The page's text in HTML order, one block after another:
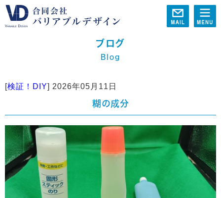
ブログ
Blog
[検証！DIY] 2026年05月11日
糊の成分